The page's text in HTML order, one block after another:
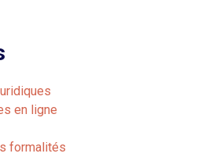
en ligne
formalités